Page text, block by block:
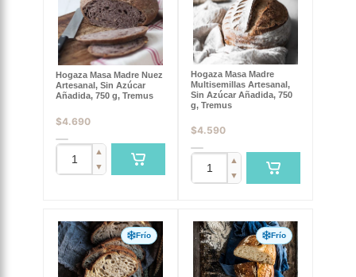
Hogaza Masa Madre Nuez
Artesanal, Sin Azúcar
Añadida, 750 g, Tremus
$4.690
▲
▼
Hogaza Masa Madre
Multisemillas Artesanal,
Sin Azúcar Añadida, 750
g, Tremus
$4.590
▲
▼
Frío Frío